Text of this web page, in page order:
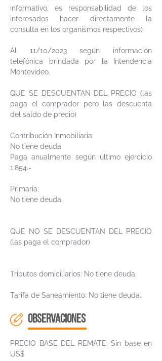
informativo, es responsabilidad de los
interesados hacer directamente la
consulta en los organismos respectivos)
Al 11/10/2023 según información
telefónica brindada por la Intendencia
Montevideo.
QUE SE DESCUENTAN DEL PRECIO (las
paga el comprador pero las descuenta
del saldo de precio)
Contribución Inmobiliaria:
No tiene deuda
Paga anualmente según último ejercicio
1.854.-
Primaria:
No tiene deuda.
QUE NO SE DESCUENTAN DEL PRECIO
(las paga el comprador)
Tributos domiciliarios: No tiene deuda.
Tarifa de Saneamiento: No tiene deuda.
OBSERVACIONES
PRECIO BASE DEL REMATE: Sin base en
US$